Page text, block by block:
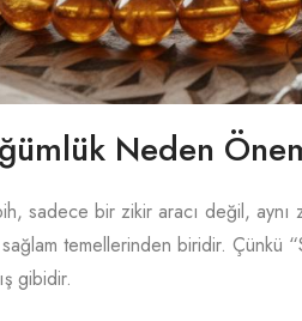
Neden
sadece bir zikir aracı değil,
temellerinden biridir. Çünkü
gibidir.